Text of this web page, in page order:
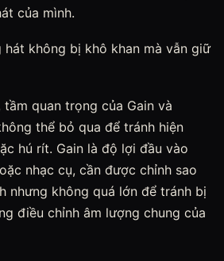
của mình.
không bị khô khan mà vẫn giữ
quan trọng của Gain và
thể bỏ qua để tránh hiện
hú rít. Gain là độ lợi đầu vào
nhạc cụ, cần được chỉnh sao
nhưng không quá lớn để tránh bị
điều chỉnh âm lượng chung của